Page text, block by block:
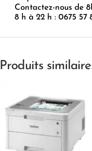
Contactez-nous de
8 h à 22 h : 0675 57
Produits